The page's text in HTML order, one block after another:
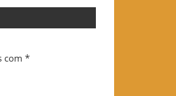
com*